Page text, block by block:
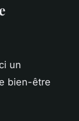
un
bien-être